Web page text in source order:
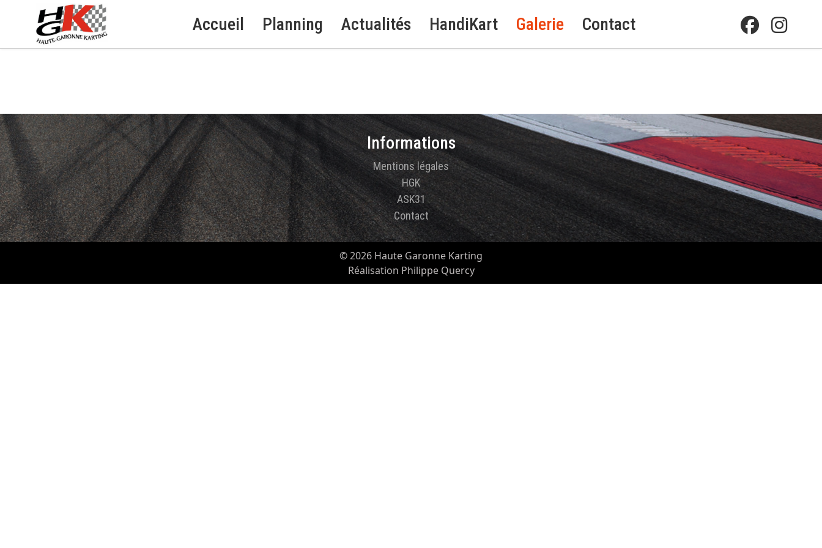
Accueil Planning Actualités HandiKart Galerie Contact
Informations
Mentions légales
HGK
ASK31
Contact
© 2026 Haute Garonne Karting
Réalisation Philippe Quercy